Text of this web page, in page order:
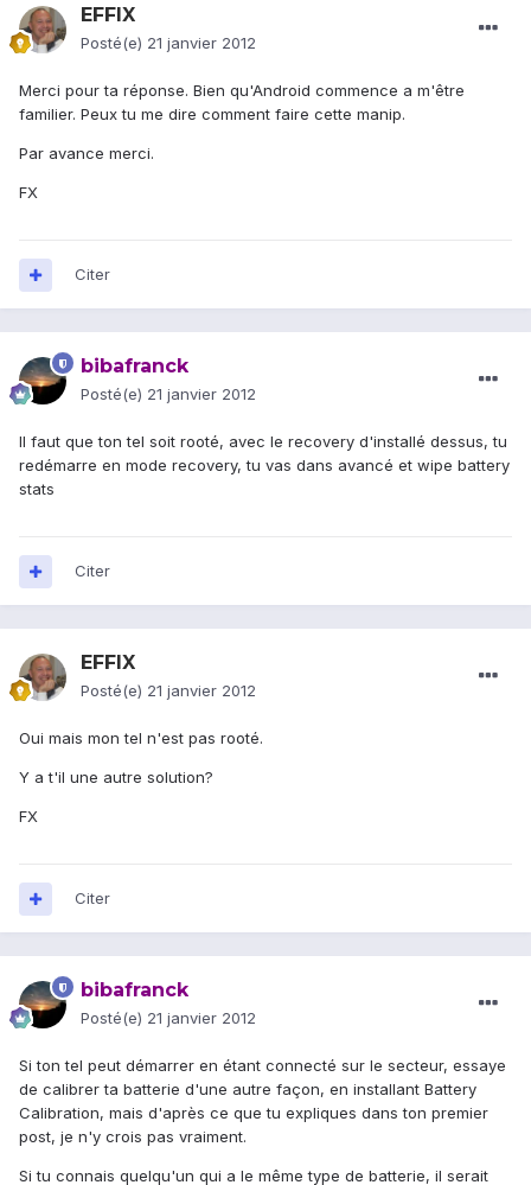
EFFIX
Posté(e) 21 janvier 2012
Merci pour ta réponse. Bien qu'Android commence a m'être
familier. Peux tu me dire comment faire cette manip.
Par avance merci.
FX
Citer
bibafranck
Posté(e) 21 janvier 2012
Il faut que ton tel soit rooté, avec le recovery d'installé dessus, tu
redémarre en mode recovery, tu vas dans avancé et wipe battery
stats
Citer
EFFIX
Posté(e) 21 janvier 2012
Oui mais mon tel n'est pas rooté.
Y a t'il une autre solution?
FX
Citer
bibafranck
Posté(e) 21 janvier 2012
Si ton tel peut démarrer en étant connecté sur le secteur, essaye
de calibrer ta batterie d'une autre façon, en installant Battery
Calibration, mais d'après ce que tu expliques dans ton premier
post, je n'y crois pas vraiment.
Si tu connais quelqu'un qui a le même type de batterie, il serait